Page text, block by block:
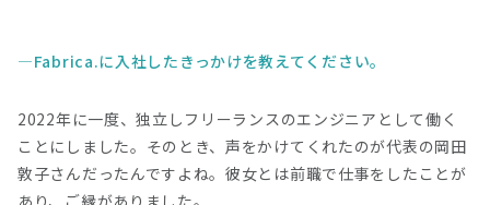
Fabrica.に入社したきっかけを教えてください。
2022年に一度、独立しフリーランスのエンジニアとして働く
ことにしました。そのとき、声をかけてくれたのが代表の岡田
敦子さんだったんですよね。彼女とは前職で仕事をしたことが
あり、ご縁がありました。